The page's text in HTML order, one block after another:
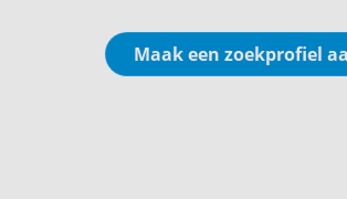
Maak een zoekprofiel